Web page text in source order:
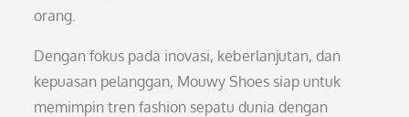
orang.
Dengan fokus pada inovasi, keberlanjutan, dan
kepuasan pelanggan, Mouwy Shoes siap untuk
memimpin tren fashion sepatu dunia dengan